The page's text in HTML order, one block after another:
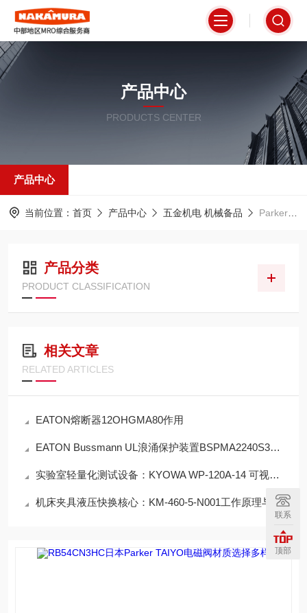
产品中心
PRODUCTS CENTER
产品中心
当前位置： 首页 产品中心 五金机电 机械备品 Parker TAIYO太阳铁工
产品分类
PRODUCT CLASSIFICATION
相关文章
RELATED ARTICLES
EATON熔断器12OHGMA80作用
EATON Bussmann UL浪涌保护装置BSPMA2240S3GR作用
实验室轻量化测试设备：KYOWA WP-120A-14 可视化应变放大器
机床夹具液压快换核心：KM‑460‑5‑N001工作原理与动作流程
联系
顶部